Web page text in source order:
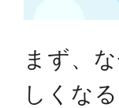
まず、
しくな